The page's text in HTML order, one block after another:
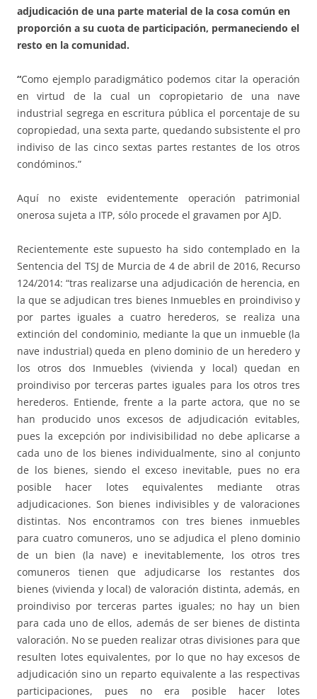
adjudicación de una parte material de la cosa común en
proporción a su cuota de participación, permaneciendo el
resto en la comunidad.
“Como ejemplo paradigmático podemos citar la operación
en virtud de la cual un copropietario de una nave
industrial segrega en escritura pública el porcentaje de su
copropiedad, una sexta parte, quedando subsistente el pro
indiviso de las cinco sextas partes restantes de los otros
condóminos.”
Aquí no existe evidentemente operación patrimonial
onerosa sujeta a ITP, sólo procede el gravamen por AJD.
Recientemente este supuesto ha sido contemplado en la
Sentencia del TSJ de Murcia de 4 de abril de 2016, Recurso
124/2014: “tras realizarse una adjudicación de herencia, en
la que se adjudican tres bienes Inmuebles en proindiviso y
por partes iguales a cuatro herederos, se realiza una
extinción del condominio, mediante la que un inmueble (la
nave industrial) queda en pleno dominio de un heredero y
los otros dos Inmuebles (vivienda y local) quedan en
proindiviso por terceras partes iguales para los otros tres
herederos. Entiende, frente a la parte actora, que no se
han producido unos excesos de adjudicación evitables,
pues la excepción por indivisibilidad no debe aplicarse a
cada uno de los bienes individualmente, sino al conjunto
de los bienes, siendo el exceso inevitable, pues no era
posible hacer lotes equivalentes mediante otras
adjudicaciones. Son bienes indivisibles y de valoraciones
distintas. Nos encontramos con tres bienes inmuebles
para cuatro comuneros, uno se adjudica el pleno dominio
de un bien (la nave) e inevitablemente, los otros tres
comuneros tienen que adjudicarse los restantes dos
bienes (vivienda y local) de valoración distinta, además, en
proindiviso por terceras partes iguales; no hay un bien
para cada uno de ellos, además de ser bienes de distinta
valoración. No se pueden realizar otras divisiones para que
resulten lotes equivalentes, por lo que no hay excesos de
adjudicación sino un reparto equivalente a las respectivas
participaciones, pues no era posible hacer lotes